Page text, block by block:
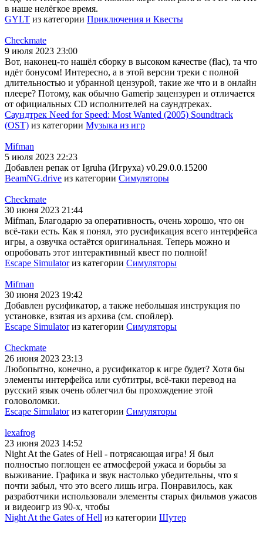
в наше нелёгкое время.
GYLT из категории Приключения и Квесты
Checkmate
9 июля 2023 23:00
Вот, наконец-то нашёл сборку в высоком качестве (flac), та что
идёт бонусом! Интересно, а в этой версии треки с полной
длительностью и убранной цензурой, такие же что и в онлайн
плеере? Потому, как обычно Gamerip зацензурен и отличается
от официальных CD исполнителей на саундтреках.
Саундтрек Need for Speed: Most Wanted (2005) Soundtrack
(OST) из категории Музыка из игр
Mifman
5 июля 2023 22:23
Добавлен репак от Igruha (Игруха) v0.29.0.0.15200
BeamNG.drive из категории Симуляторы
Checkmate
30 июня 2023 21:44
Mifman, Благодарю за оперативность, очень хорошо, что он
всё-таки есть. Как я понял, это русификация всего интерфейса
игры, а озвучка остаётся оригинальная. Теперь можно и
опробовать этот интерактивный квест по полной!
Escape Simulatorиз категории Симуляторы
Mifman
30 июня 2023 19:42
Добавлен русификатор, а также небольшая инструкция по
установке, взятая из архива (см. спойлер).
Escape Simulatorиз категории Симуляторы
Checkmate
26 июня 2023 23:13
Любопытно, конечно, а русификатор к игре будет? Хотя бы
элементы интерфейса или субтитры, всё-таки перевод на
русский язык очень облегчил бы прохождение этой
головоломки.
Escape Simulatorиз категории Симуляторы
lexafrog
23 июня 2023 14:52
Night At the Gates of Hell - потрясающая игра! Я был
полностью поглощен ее атмосферой ужаса и борьбы за
выживание. Графика и звук настолько убедительны, что я
почти забыл, что это всего лишь игра. Понравилось, как
разработчики использовали элементы старых фильмов ужасов
и видеоигр из 90-х, чтобы
Night At the Gates of Hell из категории Шутер